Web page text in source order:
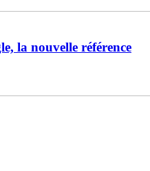
la nouvelle référence